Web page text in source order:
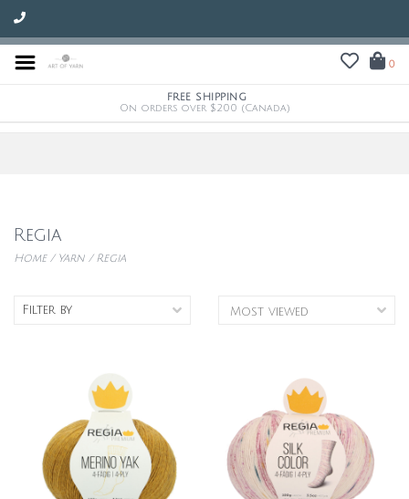
0
FREE SHIPPING
On orders over $200 (Canada)
Regia
Home/ Yarn /Regia
Filter by